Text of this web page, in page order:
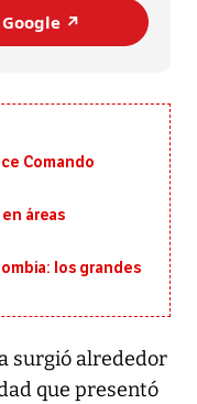
↗️
Comando
áreas
los grandes
surgió alrededor
que presentó